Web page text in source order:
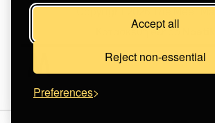
Accept all
Reject non-essential
Preferences
Κατασκευή eshop